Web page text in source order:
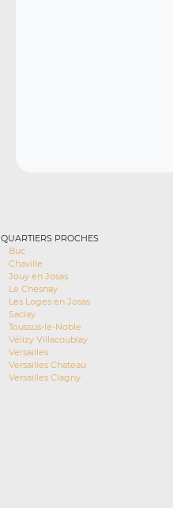
QUARTIERS PROCHES
Buc
Chaville
Jouy en Josas
Le Chesnay
Les Loges en Josas
Saclay
Toussus-le-Noble
Vélizy Villacoublay
Versailles
Versailles Chateau
Versailles Clagny